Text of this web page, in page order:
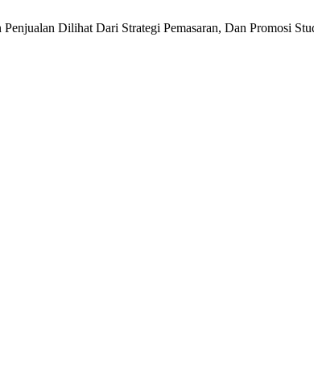
Dilihat Dari Strategi Pemasaran, Dan Promosi